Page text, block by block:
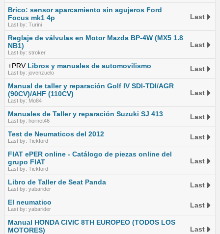
Brico: sensor aparcamiento sin agujeros Ford
Focus mk1 4p
Last by: Turini
Last
Reglaje de válvulas en Motor Mazda BP-4W (MX5 1.8
NB1)
Last by: stroker
Last
+PRV Libros y manuales de automovilismo
Last by: jovenzuelo Last
Manual de taller y reparación Golf IV SDI-TDI/AGR
(90CV)/AHF (110CV)
Last by: Mo84
Last
Manuales de Taller y reparación Suzuki SJ 413
Last by: hornet46 Last
Test de Neumaticos del 2012
Last by: Tickford Last
FIAT ePER online - Catálogo de piezas online del
grupo FIAT
Last by: Tickford
Last
Libro de Taller de Seat Panda
Last by: yabarider Last
El neumatico
Last by: yabarider Last
Manual HONDA CIVIC 8TH EUROPEO (TODOS LOS
MOTORES)
Last